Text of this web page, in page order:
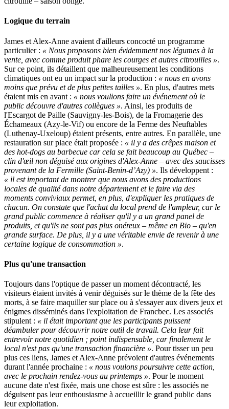
Logique du terrain
James et Alex-Anne avaient d'ailleurs concocté un programme
particulier : « Nous proposons bien évidemment nos légumes à la
vente, avec comme produit phare les courges et autres citrouilles ».
Sur ce point, ils détaillent que malheureusement les conditions
climatiques ont eu un impact sur la production : « nous en avons
moins que prévu et de plus petites tailles ». En plus, d'autres mets
étaient mis en avant : « nous voulions faire un événement où le
public découvre d'autres collègues ». Ainsi, les produits de
l'Escargot de Paille (Sauvigny-les-Bois), de la Fromagerie des
Échameaux (Azy-le-Vif) ou encore de la Ferme des Neuftables
(Luthenay-Uxeloup) étaient présents, entre autres. En parallèle, une
restauration sur place était proposée : « il y a des crêpes maison et
des hot-dogs au barbecue car cela se fait beaucoup au Québec –
clin d'œil non déguisé aux origines d'Alex-Anne – avec des saucisses
provenant de la Fermille (Saint-Benin-d’Azy) ». Ils développent :
« il est important de montrer que nous avons des productions
locales de qualité dans notre département et le faire via des
moments conviviaux permet, en plus, d'expliquer les pratiques de
chacun. On constate que l'achat du local prend de l'ampleur, car le
grand public commence à réaliser qu'il y a un grand panel de
produits, et qu'ils ne sont pas plus onéreux – même en Bio – qu'en
grande surface. De plus, il y a une véritable envie de revenir à une
certaine logique de consommation ».
Plus qu'une transaction
Toujours dans l'optique de passer un moment décontracté, les
visiteurs étaient invités à venir déguisés sur le thème de la fête des
morts, à se faire maquiller sur place ou à s'essayer aux divers jeux et
énigmes disséminés dans l'exploitation de Francbec. Les associés
stipulent : « il était important que les participants puissent
déambuler pour découvrir notre outil de travail. Cela leur fait
entrevoir notre quotidien ; point indispensable, car finalement le
local n'est pas qu'une transaction financière ». Pour tisser un peu
plus ces liens, James et Alex-Anne prévoient d'autres événements
durant l'année prochaine : « nous voulons poursuivre cette action,
avec le prochain rendez-vous au printemps ». Pour le moment
aucune date n'est fixée, mais une chose est sûre : les associés ne
déguisent pas leur enthousiasme à accueillir le grand public dans
leur exploitation.